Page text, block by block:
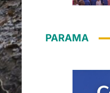
PARAMA